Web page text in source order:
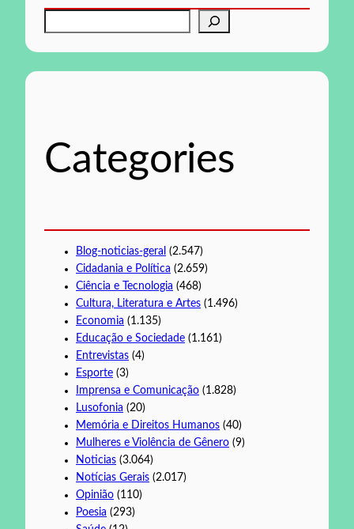
aCategories
Blog-noticias-geral (2.547)
Cidadania e Política (2.659)
Ciência e Tecnologia (468)
Cultura, Literatura e Artes (1.496)
Economia (1.135)
Educação e Sociedade (1.161)
Entrevistas (4)
Esporte (3)
Imprensa e Comunicação (1.828)
Lusofonia (20)
Memória e Direitos Humanos (40)
Mulheres e Violência de Gênero (9)
Noticias (3.064)
Notícias Gerais (2.017)
Opinião (110)
Poesia (293)